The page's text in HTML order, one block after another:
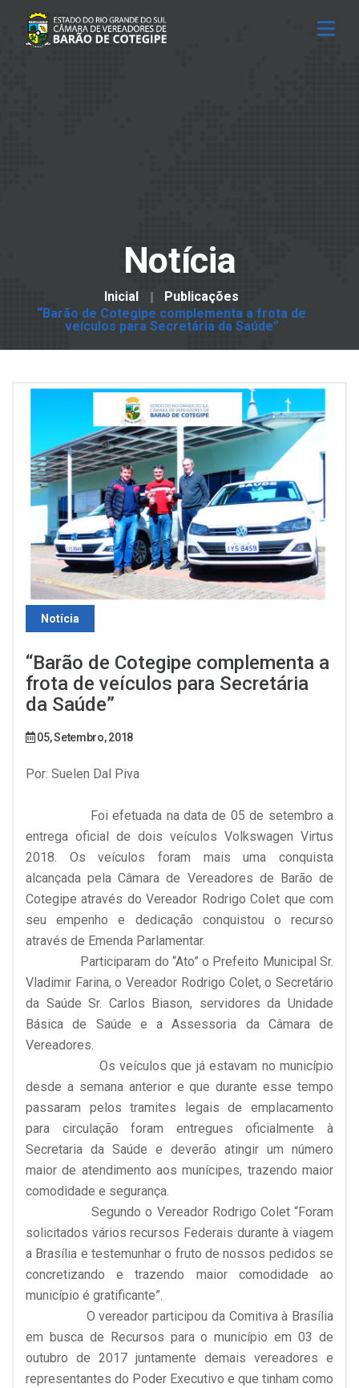
Notícia
Inicial
Publicações
“Barão de Cotegipe complementa a frota de
veículos para Secretária da Saúde”
Notícia
“Barão de Cotegipe complementa a
frota de veículos para Secretária
da Saúde”
05, Setembro, 2018
Por: Suelen Dal Piva
Foi efetuada na data de 05 de setembro a
entrega oficial de dois veículos Volkswagen Virtus
2018. Os veículos foram mais uma conquista
alcançada pela Câmara de Vereadores de Barão de
Cotegipe através do Vereador Rodrigo Colet que com
seu empenho e dedicação conquistou o recurso
através de Emenda Parlamentar.
Participaram do “Ato” o Prefeito Municipal Sr.
Vladimir Farina, o Vereador Rodrigo Colet, o Secretário
da Saúde Sr. Carlos Biason, servidores da Unidade
Básica de Saúde e a Assessoria da Câmara de
Vereadores.
Os veículos que já estavam no município
desde a semana anterior e que durante esse tempo
passaram pelos tramites legais de emplacamento
para circulação foram entregues oficialmente à
Secretaria da Saúde e deverão atingir um número
maior de atendimento aos munícipes, trazendo maior
comodidade e segurança.
Segundo o Vereador Rodrigo Colet “Foram
solicitados vários recursos Federais durante à viagem
a Brasília e testemunhar o fruto de nossos pedidos se
concretizando e trazendo maior comodidade ao
município é gratificante”.
O vereador participou da Comitiva à Brasília
em busca de Recursos para o município em 03 de
outubro de 2017 juntamente demais vereadores e
representantes do Poder Executivo e que tinham como